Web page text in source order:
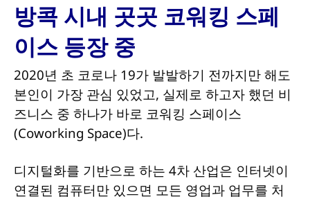
방콕 시내 곳곳 코워킹 스페
이스 등장 중
2020년 초 코로나 19가 발발하기 전까지만 해도
본인이 가장 관심 있었고, 실제로 하고자 했던 비
즈니스 중 하나가 바로 코워킹 스페이스
(Coworking Space)다.
디지털화를 기반으로 하는 4차 산업은 인터넷이
연결된 컴퓨터만 있으면 모든 영업과 업무를 처